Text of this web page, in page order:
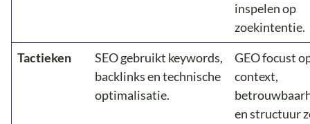
inspelen op
zoekintentie.
Tactieken
SEO gebruikt keywords,
backlinks en technische
optimalisatie.
GEO focust
context,
en structuur